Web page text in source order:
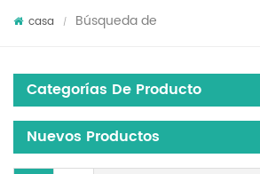
casa / Búsqueda de
Categorías De Producto
Nuevos Productos